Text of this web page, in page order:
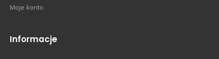
Moje konto
Informacje